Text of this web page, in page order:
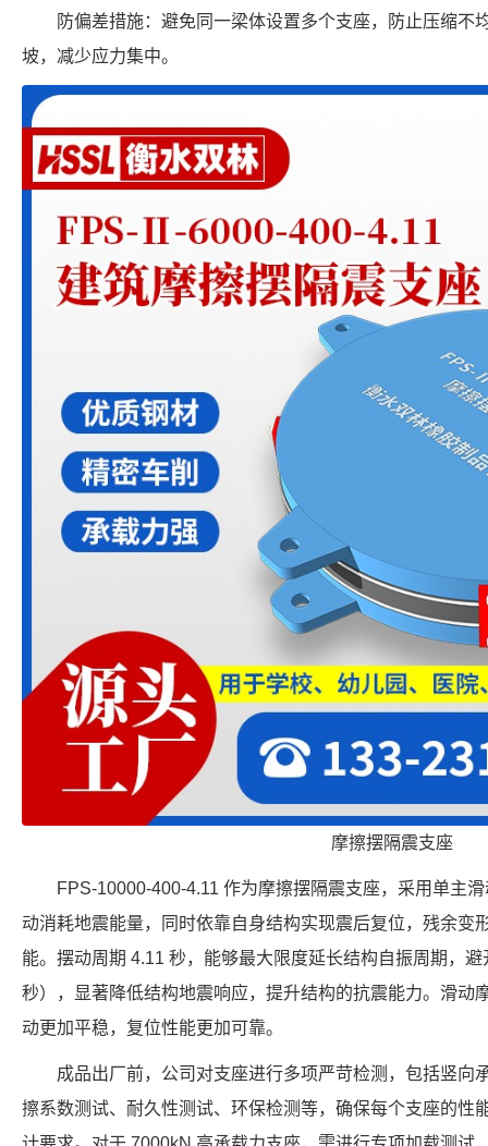
防偏差措施：避免同一梁体设置多个支座，防止压缩不
坡，减少应力集中。
摩擦摆隔震支座
FPS-10000-400-4.11 作为摩擦摆隔震支座，采用单主
动消耗地震能量，同时依靠自身结构实现震后复位，残余变
能。摆动周期 4.11 秒，能够最大限度延长结构自振周期，
秒），显著降低结构地震响应，提升结构的抗震能力。滑动
动更加平稳，复位性能更加可靠。
成品出厂前，公司对支座进行多项严苛检测，包括竖向
擦系数测试、耐久性测试、环保检测等，确保每个支座的性